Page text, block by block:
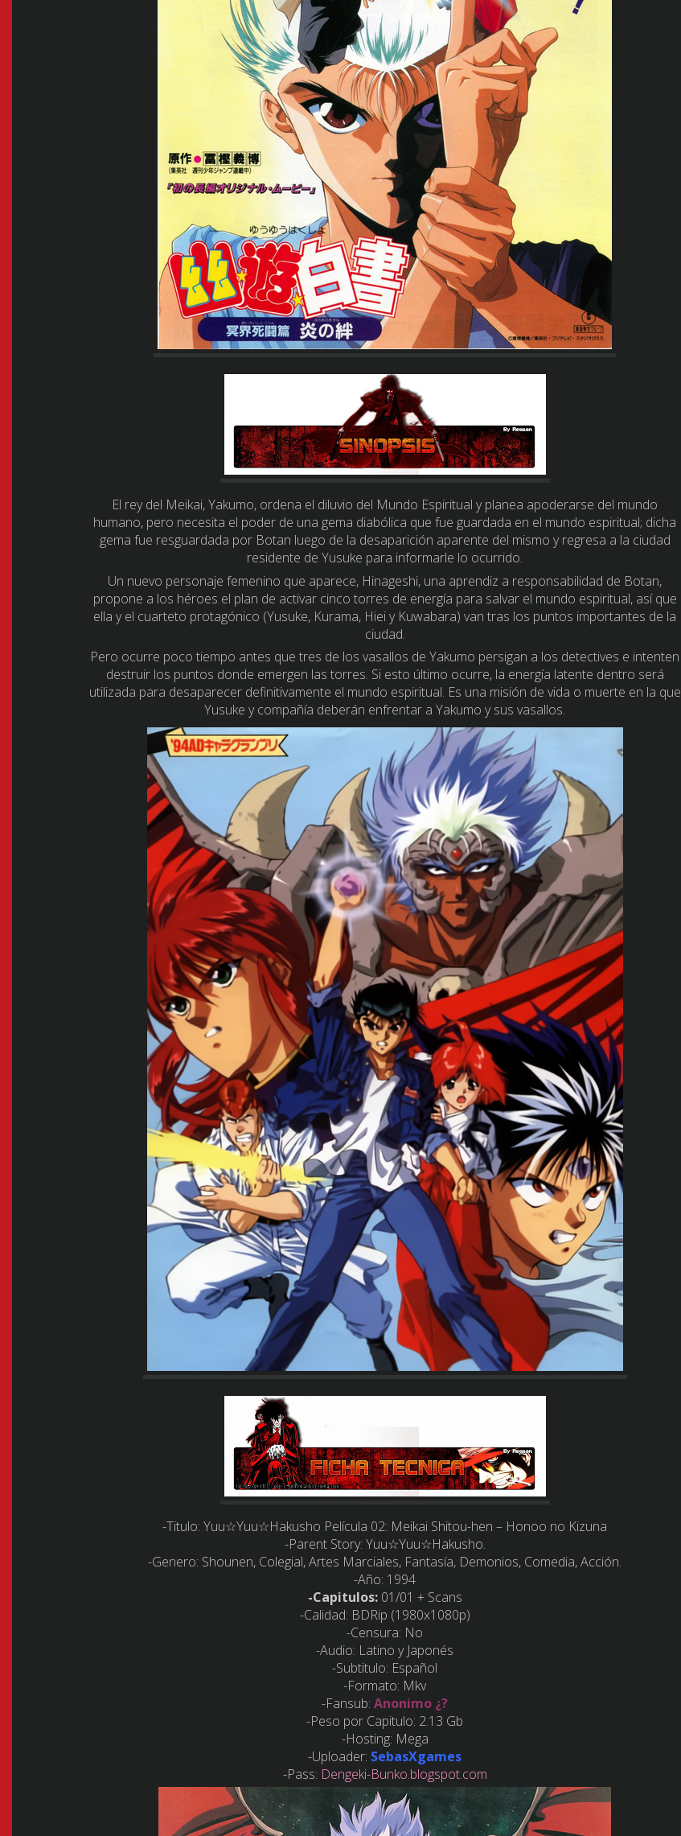
El rey del Meikai, Yakumo, ordena el diluvio del Mundo Espiritual y planea apoderarse del mundo
humano, pero necesita el poder de una gema diabólica que fue guardada en el mundo espiritual; dicha
gema fue resguardada por Botan luego de la desaparición aparente del mismo y regresa a la ciudad
residente de Yusuke para informarle lo ocurrido.
Un nuevo personaje femenino que aparece, Hinageshi, una aprendiz a responsabilidad de Botan,
propone a los héroes el plan de activar cinco torres de energía para salvar el mundo espiritual, así que
ella y el cuarteto protagónico (Yusuke, Kurama, Hiei y Kuwabara) van tras los puntos importantes de la
ciudad.
Pero ocurre poco tiempo antes que tres de los vasallos de Yakumo persigan a los detectives e intenten
destruir los puntos donde emergen las torres. Si esto último ocurre, la energía latente dentro será
utilizada para desaparecer definitivamente el mundo espiritual. Es una misión de vida o muerte en la que
Yusuke y compañía deberán enfrentar a Yakumo y sus vasallos.
-Titulo: Yuu☆Yuu☆Hakusho Película 02: Meikai Shitou-hen – Honoo no Kizuna
-Parent Story: Yuu☆Yuu☆Hakusho.
-Genero: Shounen, Colegial, Artes Marciales, Fantasía, Demonios, Comedia, Acción.
-Año: 1994
-Capitulos:01/01 + Scans
-Calidad: BDRip (1980x1080p)
-Censura: No
-Audio: Latino y Japonés
-Subtitulo: Español
-Formato: Mkv
-Fansub:Anonimo ¿?
-Peso por Capitulo: 2.13 Gb
-Hosting: Mega
-Uploader: SebasXgames
-Pass: Dengeki-Bunko.blogspot.com